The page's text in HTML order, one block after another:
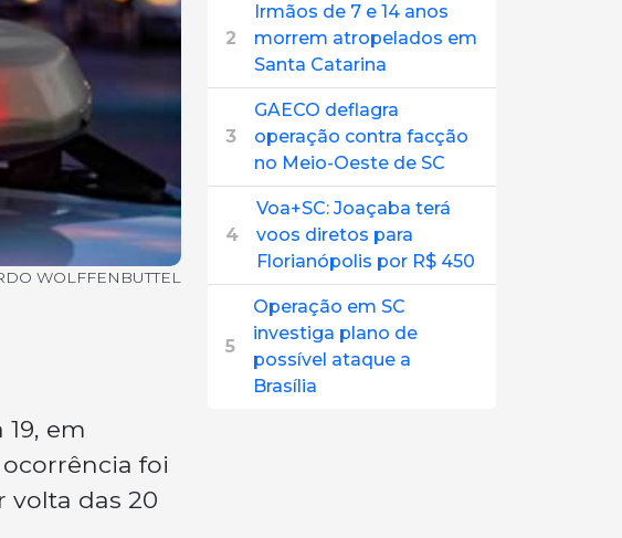
WOLFFENBUTTEL
em
foi
volta das 20
2
Irmãos de 7 e 14 anos
morrem atropelados em
Santa Catarina
3
GAECO deflagra
operação contra facção
no Meio-Oeste de SC
4
Voa+SC: Joaçaba terá
voos diretos para
Florianópolis por R$ 450
5
Operação em SC
investiga plano de
possível ataque a
Brasília